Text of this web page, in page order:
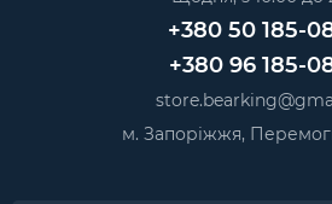
+380 50 185-
+380 96 185-
м. Запоріжжя,